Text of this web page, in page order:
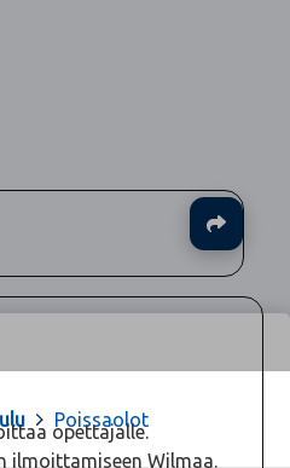
Poissaolot
opettajalle.
ilmoittamiseen Wilmaa.